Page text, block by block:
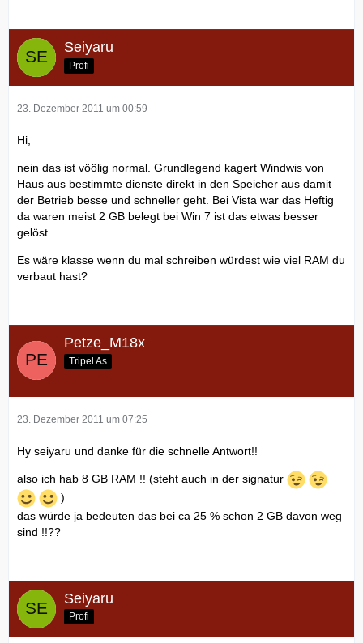
Seiyaru
Profi
23. Dezember 2011 um 00:59
Hi,
nein das ist vöölig normal. Grundlegend kagert Windwis von
Haus aus bestimmte dienste direkt in den Speicher aus damit
der Betrieb besse und schneller geht. Bei Vista war das Heftig
da waren meist 2 GB belegt bei Win 7 ist das etwas besser
gelöst.
Es wäre klasse wenn du mal schreiben würdest wie viel RAM du
verbaut hast?
Petze_M18x
Tripel As
23. Dezember 2011 um 07:25
Hy seiyaru und danke für die schnelle Antwort!!
also ich hab 8 GB RAM !! (steht auch in der signatur
)
das würde ja bedeuten das bei ca 25 % schon 2 GB davon weg
sind !!??
Seiyaru
Profi